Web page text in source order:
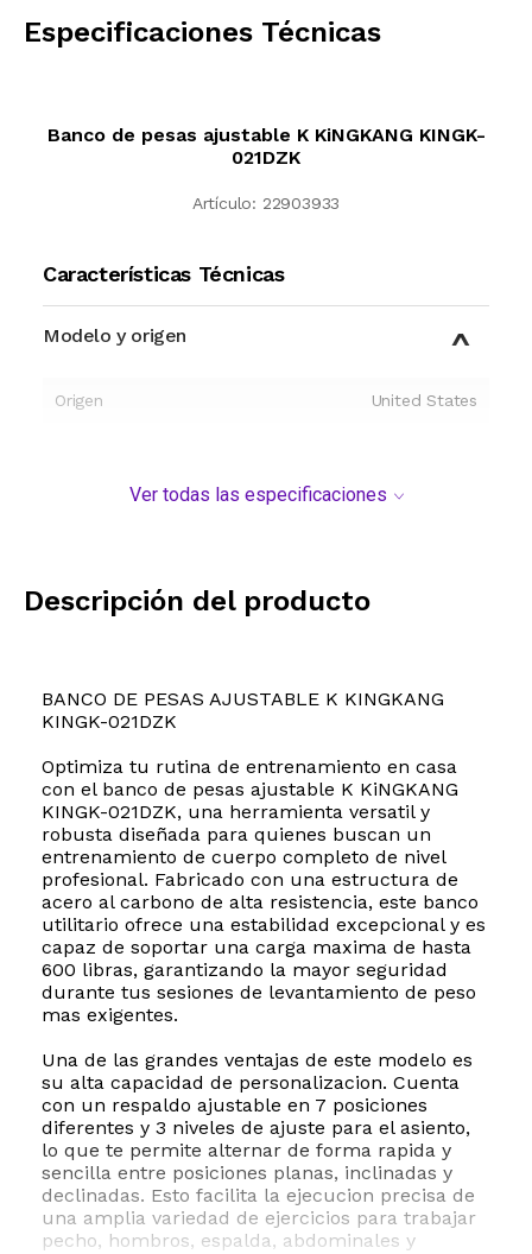
Especificaciones Técnicas
Banco de pesas ajustable K KiNGKANG KINGK-
021DZK
Artículo: 22903933
Características Técnicas
Modelo y origen
Origen United States
Ver todas las especificaciones
Descripción del producto
BANCO DE PESAS AJUSTABLE K KINGKANG
KINGK-021DZK
Optimiza tu rutina de entrenamiento en casa
con el banco de pesas ajustable K KiNGKANG
KINGK-021DZK, una herramienta versatil y
robusta diseñada para quienes buscan un
entrenamiento de cuerpo completo de nivel
profesional. Fabricado con una estructura de
acero al carbono de alta resistencia, este banco
utilitario ofrece una estabilidad excepcional y es
capaz de soportar una carga maxima de hasta
600 libras, garantizando la mayor seguridad
durante tus sesiones de levantamiento de peso
mas exigentes.
Una de las grandes ventajas de este modelo es
su alta capacidad de personalizacion. Cuenta
con un respaldo ajustable en 7 posiciones
diferentes y 3 niveles de ajuste para el asiento,
lo que te permite alternar de forma rapida y
sencilla entre posiciones planas, inclinadas y
declinadas. Esto facilita la ejecucion precisa de
una amplia variedad de ejercicios para trabajar
pecho, hombros, espalda, abdominales y